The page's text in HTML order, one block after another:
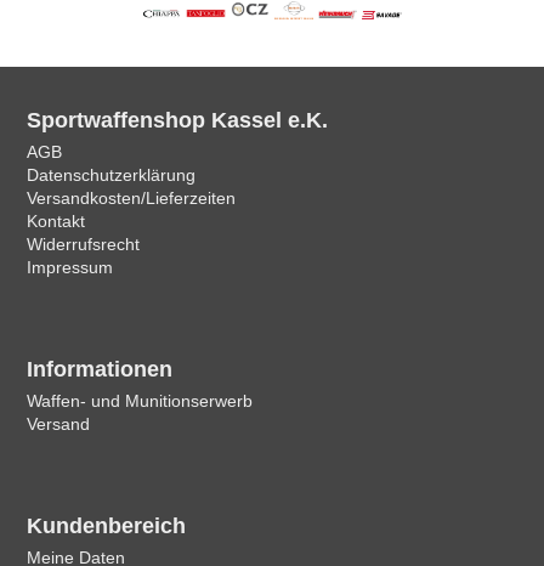
Sportwaffenshop Kassel e.K.
AGB
Datenschutzerklärung
Versandkosten/Lieferzeiten
Kontakt
Widerrufsrecht
Impressum
Informationen
Waffen- und Munitionserwerb
Versand
Kundenbereich
Meine Daten